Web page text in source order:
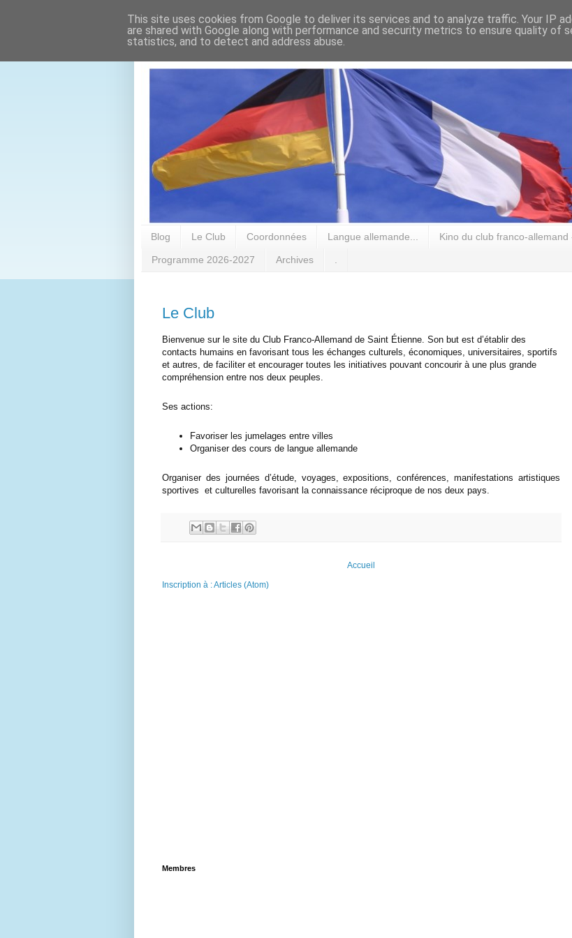
Blog Le Club Coordonnées Langue allemande... Kino du club franco-allemand
Programme 2026-2027 Archives
Le Club
Bienvenue sur le site du Club Franco-Allemand de Saint Étienne. Son but est d’établir des
contacts humains en favorisant tous les échanges culturels, économiques, universitaires, sportifs
et autres, de faciliter et encourager toutes les initiatives pouvant concourir à une plus grande
compréhension entre nos deux peuples.
Ses actions:
Favoriser les jumelages entre villes
Organiser des cours de langue allemande
Organiser des journées d’étude, voyages, expositions, conférences, manifestations artistiques
sportives et culturelles favorisant la connaissance réciproque de nos deux pays.
Accueil
Inscription à :Articles (Atom)
Membres
This site uses cookies from Google to deliver its services and to analyze traffic. Your IP
are shared with Google along with performance and security metrics to ensure quality of
statistics, and to detect and address abuse.